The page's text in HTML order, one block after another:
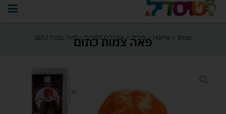
Home > Shop
>פורים>אביזרים לפורים>פאה צמות כתוםפאה צמות כתום